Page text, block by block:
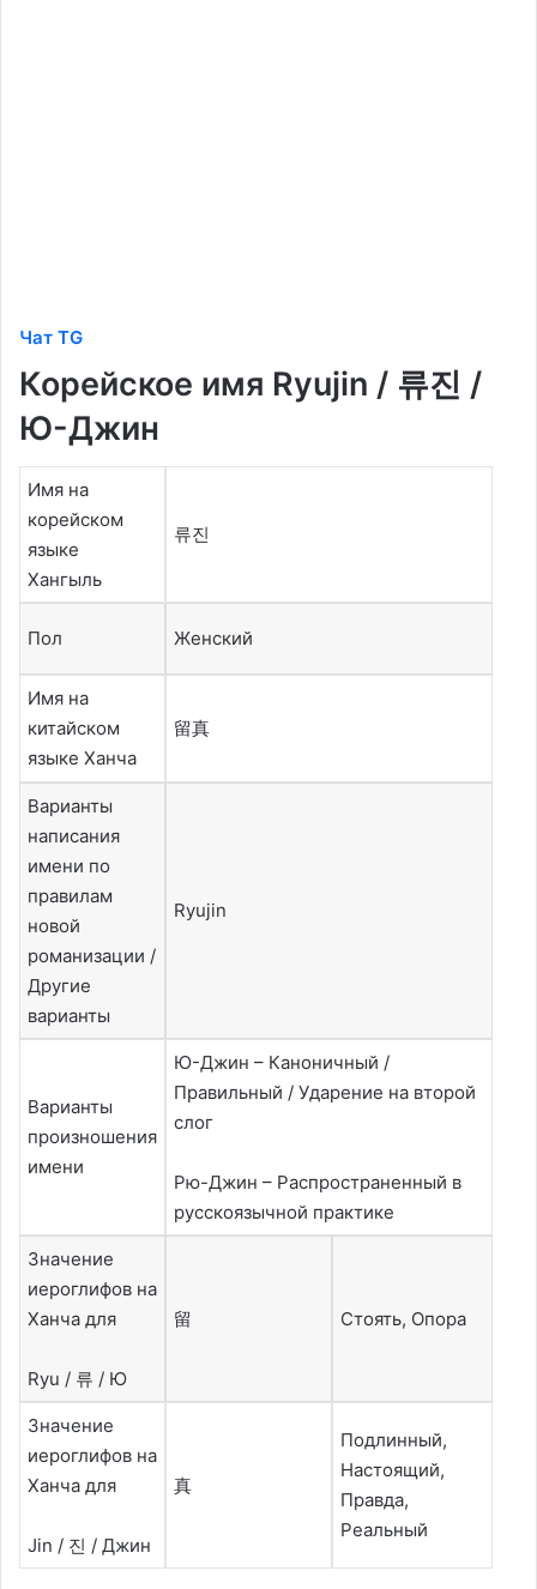
Чат TG
Корейское имя Ryujin / 류진 /
Ю-Джин
Имя на
корейском
языке
Хангыль
류진
Пол Женский
Имя на
китайском
языке Ханча
留真
Варианты
написания
имени по
правилам
новой
романизации /
Другие
варианты
Ryujin
Варианты
произношения
имени
Ю-Джин – Каноничный /
Правильный / Ударение на второй
слог
Рю-Джин – Распространенный в
русскоязычной практике
Значение
иероглифов на
Ханча для
Ryu / 류 / Ю
留 Стоять, Опора
Значение
иероглифов на
Ханча для
Jin / 진 / Джин
真
Подлинный,
Настоящий,
Правда,
Реальный